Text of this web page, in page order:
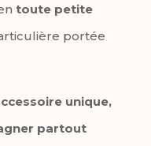
toute petite
portée
unique,
partout